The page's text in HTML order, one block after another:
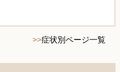
>>症状別ページ一覧